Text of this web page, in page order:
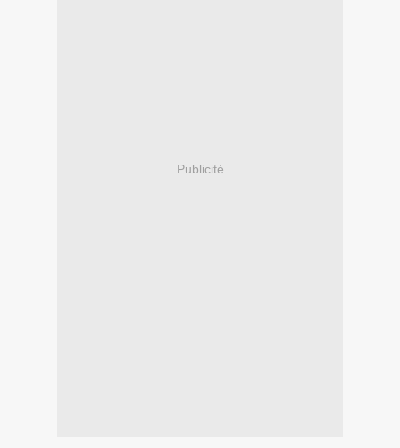
Publicité